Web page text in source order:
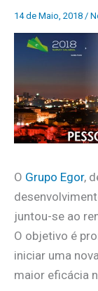
14 de Maio, 2018 /
O Grupo Egor,
juntou-se ao
O objetivo é
iniciar uma
maior eficácia